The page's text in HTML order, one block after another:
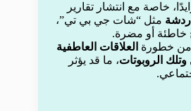
خاصة مع انتشار تقارير
مثل “شات جي بي تي”،
خاطئة أو مضرة.
من خطورة العلاقات العاطفية
وتلك الروبوتات، ما قد يؤثر